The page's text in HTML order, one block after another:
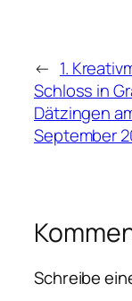
← 1.
Schloss in
Dätzingen
September
Schreibe